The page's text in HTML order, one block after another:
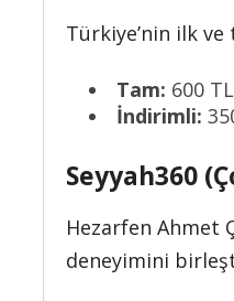
Türkiye’nin ilk
Tam: 600 TL
İndirimli:
Seyyah360
Hezarfen Ahmet
deneyimini